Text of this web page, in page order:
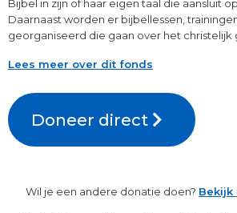
Bijbel in zijn of haar eigen taal die aansluit
Daarnaast worden er bijbellessen,
georganiseerd die gaan over het christelijk
Lees meer over dit fonds
Doneer direct
Wil je een andere donatie doen? Bekijk